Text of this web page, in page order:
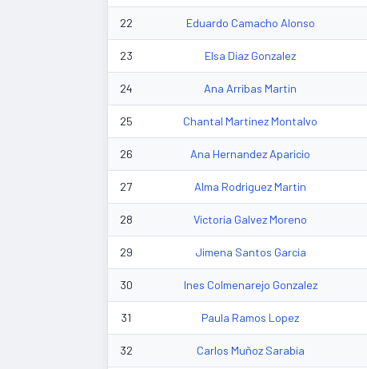
22 Eduardo Camacho Alonso
23 Elsa Diaz Gonzalez
24 Ana Arribas Martin
25 Chantal Martinez Montalvo
26 Ana Hernandez Aparicio
27 Alma Rodriguez Martin
28 Victoria Galvez Moreno
29 Jimena Santos Garcia
30 Ines Colmenarejo Gonzalez
31 Paula Ramos Lopez
32 Carlos Muñoz Sarabia